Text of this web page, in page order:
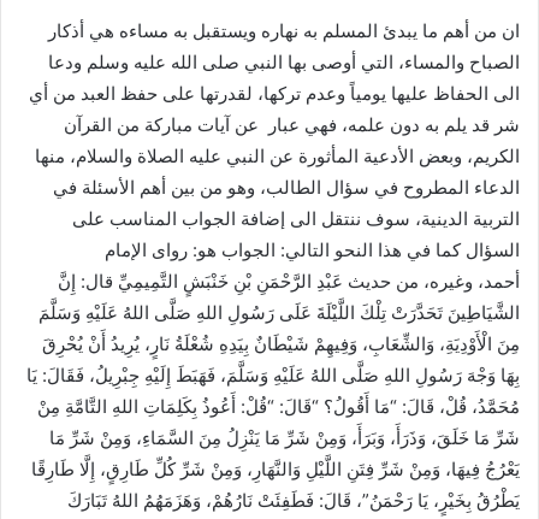
ان من أهم ما يبدئ المسلم به نهاره ويستقبل به مساءه هي أذكار
الصباح والمساء، التي أوصى بها النبي صلى الله عليه وسلم ودعا
الى الحفاظ عليها يومياً وعدم تركها، لقدرتها على حفظ العبد من أي
شر قد يلم به دون علمه، فهي عبار عن آيات مباركة من القرآن
الكريم، وبعض الأدعية المأثورة عن النبي عليه الصلاة والسلام، منها
الدعاء المطروح في سؤال الطالب، وهو من بين أهم الأسئلة في
التربية الدينية، سوف ننتقل الى إضافة الجواب المناسب على
السؤال كما في هذا النحو التالي: الجواب هو: رواى الإمام
أحمد، وغيره، من حديث عَبْدِ الرَّحْمَنِ بْنِ خَنْبَشٍ التَّمِيمِيِّ قال: إِنَّ
الشَّيَاطِينَ تَحَدَّرَتْ تِلْكَ اللَّيْلَةَ عَلَى رَسُولِ اللهِ صَلَّى اللهُ عَلَيْهِ وَسَلَّمَ
مِنَ الْأَوْدِيَةِ، وَالشِّعَابِ، وَفِيهِمْ شَيْطَانٌ بِيَدِهِ شُعْلَةُ نَارٍ، يُرِيدُ أَنْ يُحْرِقَ
بِهَا وَجْهَ رَسُولِ اللهِ صَلَّى اللهُ عَلَيْهِ وَسَلَّمَ، فَهَبَطَ إِلَيْهِ جِبْرِيلُ، فَقَالَ: يَا
مُحَمَّدُ، قُلْ، قَالَ: “مَا أَقُولُ؟ “قَالَ: “قُلْ: أَعُوذُ بِكَلِمَاتِ اللهِ التَّامَّةِ مِنْ
شَرِّ مَا خَلَقَ، وَذَرَأَ، وَبَرَأَ، وَمِنْ شَرِّ مَا يَنْزِلُ مِنَ السَّمَاءِ، وَمِنْ شَرِّ مَا
يَعْرُجُ فِيهَا، وَمِنْ شَرِّ فِتَنِ اللَّيْلِ وَالنَّهَارِ، وَمِنْ شَرِّ كُلِّ طَارِقٍ، إِلَّا طَارِقًا
يَطْرُقُ بِخَيْرٍ، يَا رَحْمَنُ”، قَالَ: فَطَفِئَتْ نَارُهُمْ، وَهَزَمَهُمُ اللهُ تَبَارَكَ